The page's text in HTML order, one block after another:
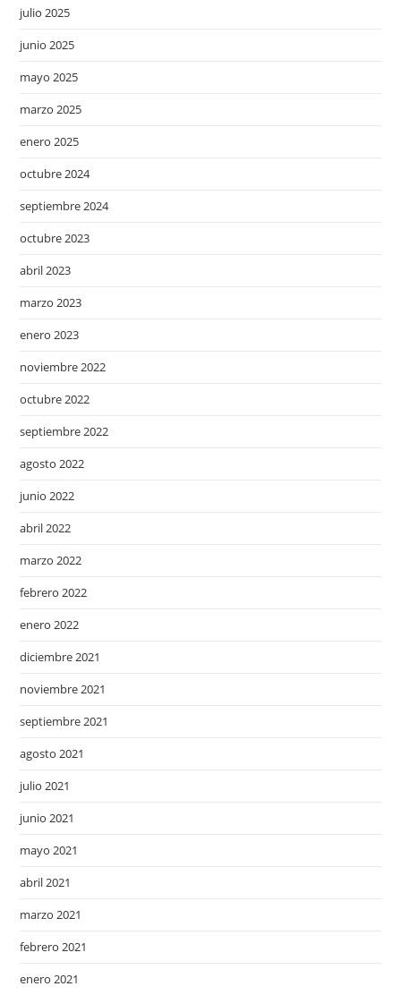
julio 2025
junio 2025
mayo 2025
marzo 2025
enero 2025
octubre 2024
septiembre 2024
octubre 2023
abril 2023
marzo 2023
enero 2023
noviembre 2022
octubre 2022
septiembre 2022
agosto 2022
junio 2022
abril 2022
marzo 2022
febrero 2022
enero 2022
diciembre 2021
noviembre 2021
septiembre 2021
agosto 2021
julio 2021
junio 2021
mayo 2021
abril 2021
marzo 2021
febrero 2021
enero 2021